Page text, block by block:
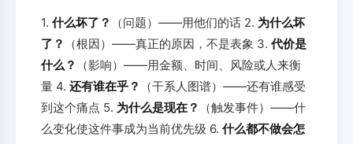
1. 什么坏了？ （问题）——用他们的话 2. 为什么坏
了？
（根因）——真正的原因，不是表象 3. 代价是
什么？
（影响）——用金额、时间、风险或人来衡
量 4. 还有谁在乎？
（干系人图谱）——还有谁感受
到这个痛点 5. 为什么是现在？
（触发事件）——什
么变化使这件事成为当前优先级 6. 什么都不做会怎